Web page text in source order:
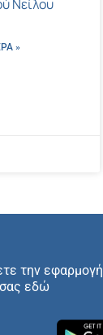
Νείλου
»
την εφαρμογή
σας εδώ